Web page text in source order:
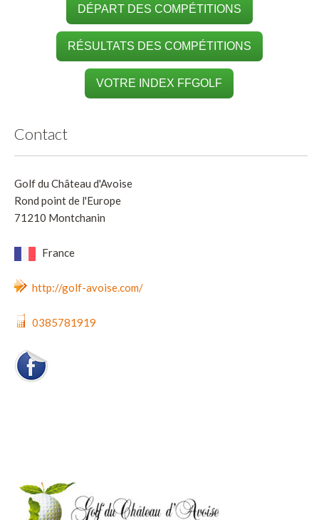
DÉPART DES COMPÉTITIONS
RÉSULTATS DES COMPÉTITIONS
VOTRE INDEX FFGOLF
Contact
Golf du Château d'Avoise
Rond point de l'Europe
71210 Montchanin
France
http://golf-avoise.com/
0385781919